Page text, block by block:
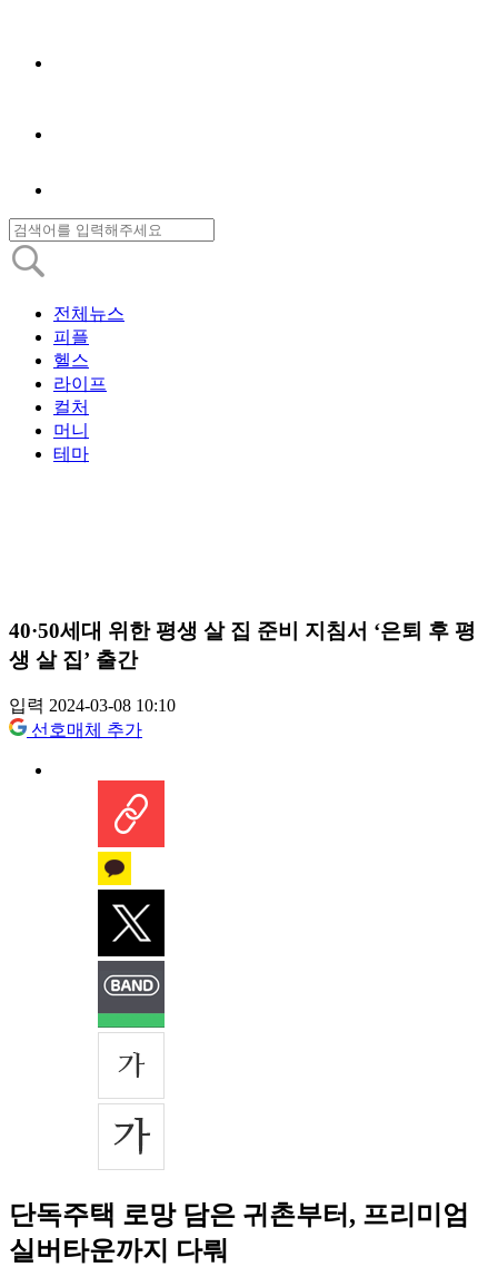
전체뉴스
피플
헬스
라이프
컬처
머니
테마
40·50세대 위한 평생 살 집 준비 지침서 ‘은퇴 후 평
생 살 집’ 출간
입력 2024-03-08 10:10
선호매체 추가
단독주택 로망 담은 귀촌부터, 프리미엄
실버타운까지 다뤄